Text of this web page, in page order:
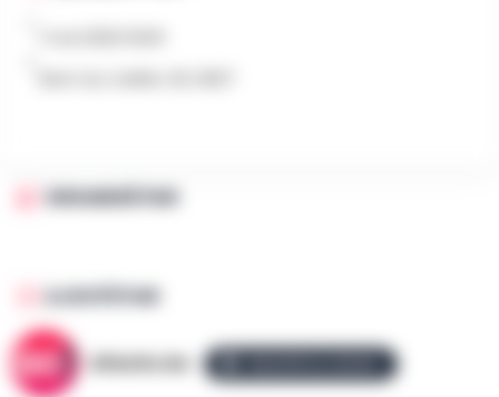
ORGANISÉ PAR
AJOUTÉ PAR
AllezGo.be